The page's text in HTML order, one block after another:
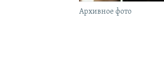
Архивное фото